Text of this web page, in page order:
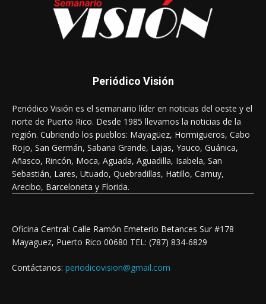
Periódico Visión
Periódico Visión es el semanario líder en noticias del oeste y el
norte de Puerto Rico. Desde 1985 llevamos la noticias de la
región. Cubriendo los pueblos: Mayagüez, Hormigueros, Cabo
Rojo, San Germán, Sabana Grande, Lajas, Yauco, Guánica,
Añasco, Rincón, Moca, Aguada, Aguadilla, Isabela, San
Sebastián, Lares, Utuado, Quebradillas, Hatillo, Camuy,
Arecibo, Barceloneta y Florida.
Oficina Central: Calle Ramón Emeterio Betances Sur #178
Mayaguez, Puerto Rico 00680 TEL: (787) 834-6829
Contáctanos: periodicovision@gmail.com